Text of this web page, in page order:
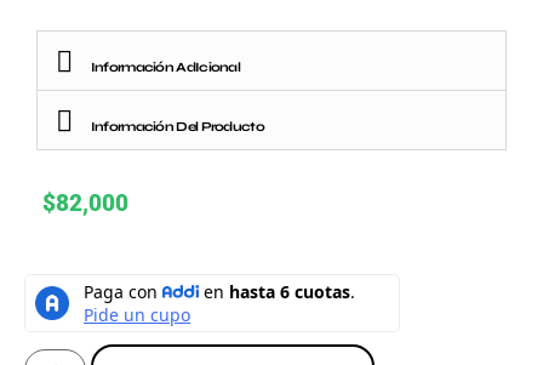
Información AdIcional
Información Del Producto
$82,000